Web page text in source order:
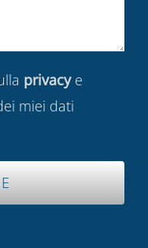
privacye
miei dati